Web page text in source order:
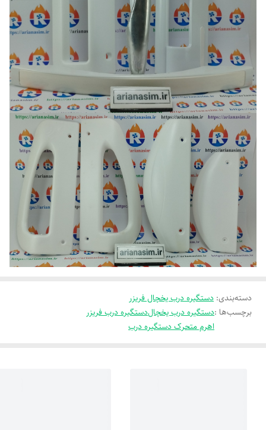
دسته‌بندی: دستگیره درب یخچال فریزر
برچسب‌ها :دستگیره درب یخچالدستگیره درب فریزر
اهرم متحرک دستگیره درب